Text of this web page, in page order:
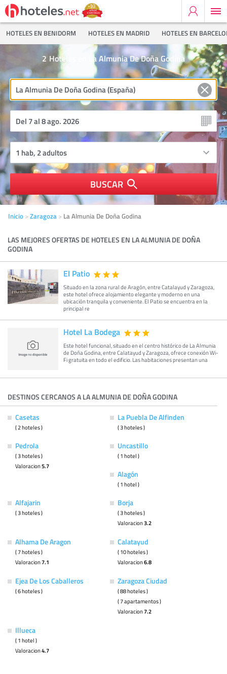
HOTELES EN BENIDORM HOTELES EN MADRID HOTELES EN
Hoteles en La Almunia De Doña Godina
2
BUSCAR
Inicio Zaragoza La Almunia De Doña Godina
LAS MEJORES OFERTAS DE HOTELES EN LA ALMUNIA DE DOÑA
GODINA
El Patio
Situado en la zona rural de Aragón, entre Catalayud y Zaragoza,
este hotel ofrece alojamiento elegante y moderno en una
ubicación tranquila y conveniente. El Patio se encuentra en la
principal re
Hotel La Bodega
Este hotel funcional, situado en el centro histórico de La Almunia
de Doña Godina, entre Calatayud y Zaragoza, ofrece conexión Wi-
Fi gratuita en todo el edificio. Las habitaciones presentan una
DESTINOS CERCANOS A LA ALMUNIA DE DOÑA GODINA
Casetas
( 2 hoteles )
La Puebla De Alfinden
( 3 hoteles )
Pedrola
( 3 hoteles )
Valoracion5.7
Uncastillo
( 1 hotel )
Alagón
( 1 hotel )
Alfajarin
( 3 hoteles )
Borja
( 3 hoteles )
Valoracion3.2
Alhama De Aragon
( 7 hoteles )
Valoracion7.1
Calatayud
( 10 hoteles )
Valoracion6.8
Ejea De Los Caballeros
( 6 hoteles )
Zaragoza Ciudad
( 88 hoteles )
( 7 apartamentos )
Valoracion7.2
Illueca
( 1 hotel )
Valoracion4.7